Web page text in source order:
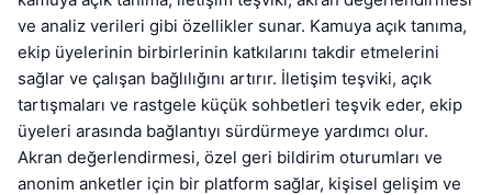
ve analiz verileri gibi özellikler sunar. Kamuya açık tanıma,
ekip üyelerinin birbirlerinin katkılarını takdir etmelerini
sağlar ve çalışan bağlılığını artırır. İletişim teşviki, açık
tartışmaları ve rastgele küçük sohbetleri teşvik eder, ekip
üyeleri arasında bağlantıyı sürdürmeye yardımcı olur.
Akran değerlendirmesi, özel geri bildirim oturumları ve
anonim anketler için bir platform sağlar, kişisel gelişim ve